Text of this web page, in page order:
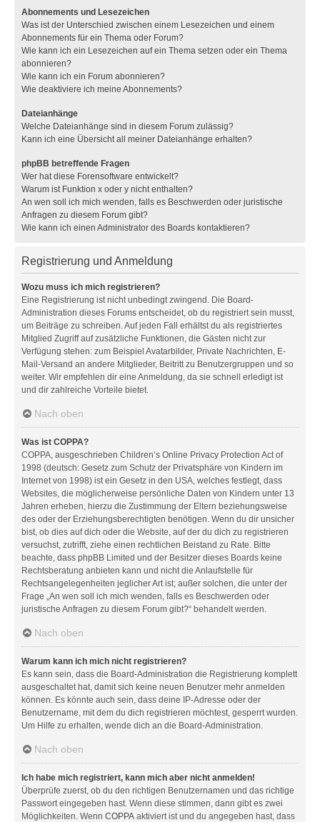
Abonnements und Lesezeichen
Was ist der Unterschied zwischen einem Lesezeichen und einem
Abonnements für ein Thema oder Forum?
Wie kann ich ein Lesezeichen auf ein Thema setzen oder ein Thema
abonnieren?
Wie kann ich ein Forum abonnieren?
Wie deaktiviere ich meine Abonnements?
Dateianhänge
Welche Dateianhänge sind in diesem Forum zulässig?
Kann ich eine Übersicht all meiner Dateianhänge erhalten?
phpBB betreffende Fragen
Wer hat diese Forensoftware entwickelt?
Warum ist Funktion x oder y nicht enthalten?
An wen soll ich mich wenden, falls es Beschwerden oder juristische
Anfragen zu diesem Forum gibt?
Wie kann ich einen Administrator des Boards kontaktieren?
Registrierung und Anmeldung
Wozu muss ich mich registrieren?
Eine Registrierung ist nicht unbedingt zwingend. Die Board-
Administration dieses Forums entscheidet, ob du registriert sein musst,
um Beiträge zu schreiben. Auf jeden Fall erhältst du als registriertes
Mitglied Zugriff auf zusätzliche Funktionen, die Gästen nicht zur
Verfügung stehen: zum Beispiel Avatarbilder, Private Nachrichten, E-
Mail-Versand an andere Mitglieder, Beitritt zu Benutzergruppen und so
weiter. Wir empfehlen dir eine Anmeldung, da sie schnell erledigt ist
und dir zahlreiche Vorteile bietet.
Nach oben
Was ist COPPA?
COPPA, ausgeschrieben Children’s Online Privacy Protection Act of
1998 (deutsch: Gesetz zum Schutz der Privatsphäre von Kindern im
Internet von 1998) ist ein Gesetz in den USA, welches festlegt, dass
Websites, die möglicherweise persönliche Daten von Kindern unter 13
Jahren erheben, hierzu die Zustimmung der Eltern beziehungsweise
des oder der Erziehungsberechtigten benötigen. Wenn du dir unsicher
bist, ob dies auf dich oder die Website, auf der du dich zu registrieren
versuchst, zutrifft, ziehe einen rechtlichen Beistand zu Rate. Bitte
beachte, dass phpBB Limited und der Besitzer dieses Boards keine
Rechtsberatung anbieten kann und nicht die Anlaufstelle für
Rechtsangelegenheiten jeglicher Art ist; außer solchen, die unter der
Frage „An wen soll ich mich wenden, falls es Beschwerden oder
juristische Anfragen zu diesem Forum gibt?“ behandelt werden.
Nach oben
Warum kann ich mich nicht registrieren?
Es kann sein, dass die Board-Administration die Registrierung komplett
ausgeschaltet hat, damit sich keine neuen Benutzer mehr anmelden
können. Es könnte auch sein, dass deine IP-Adresse oder der
Benutzername, mit dem du dich registrieren möchtest, gesperrt wurden.
Um Hilfe zu erhalten, wende dich an die Board-Administration.
Nach oben
Ich habe mich registriert, kann mich aber nicht anmelden!
Überprüfe zuerst, ob du den richtigen Benutzernamen und das richtige
Passwort eingegeben hast. Wenn diese stimmen, dann gibt es zwei
Möglichkeiten. Wenn COPPA aktiviert ist und du angegeben hast, dass